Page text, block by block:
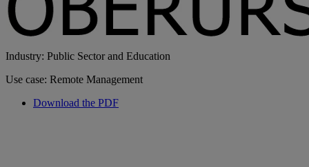
Industry: Public Sector and Education
Use case: Remote Management
Download the PDF